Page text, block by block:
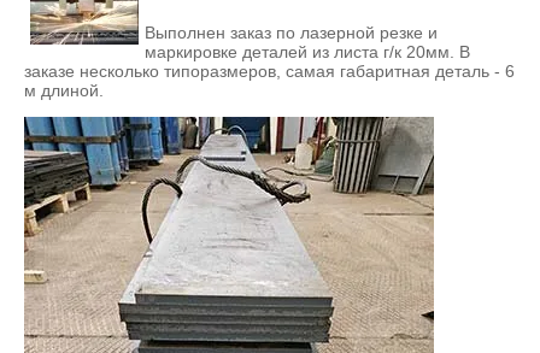
Выполнен заказ по лазерной резке и
маркировке деталей из листа г/к 20мм. В
заказе несколько типоразмеров, самая габаритная деталь - 6
м длиной.